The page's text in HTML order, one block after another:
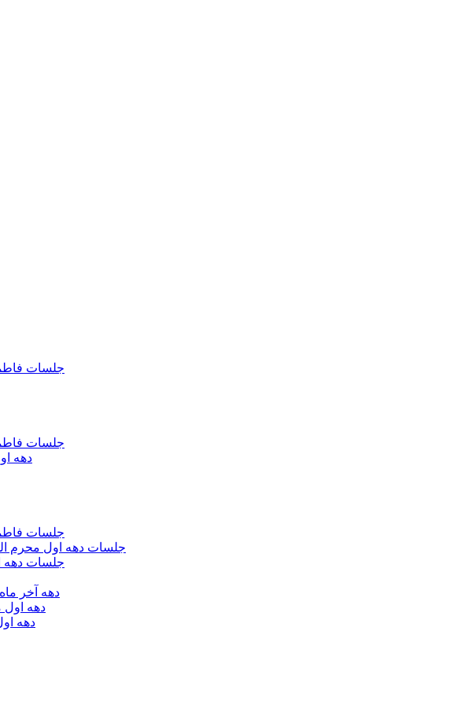
جلسات فاطمیه دوم 95 - حسينيه
جلسات فاطميه دوم 94 - حسينيه
دهه اول محرم94 -
جلسات فاطميه دوم 93 - حسينيه
جلسات دهه اول محرم الحرام 1393 - حسينيه حاج شيخ
جلسات دهه اول محرم
دهه آخر ماه صفر 92 - حسينيه آيت
دهه اول محرم 92 - حسينيه
دهه اول محرم 92 -